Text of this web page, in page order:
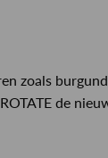
zoals
de